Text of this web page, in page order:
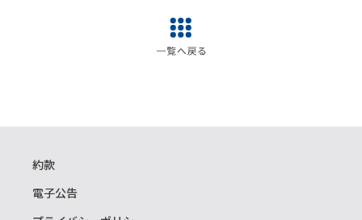
約款
電子公告